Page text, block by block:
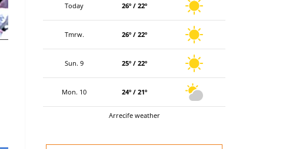
Today 26º / 22º
Tmrw. 26º / 22º
Sun. 9 25º / 22º
Mon. 10 24º / 21º
Arrecife weather